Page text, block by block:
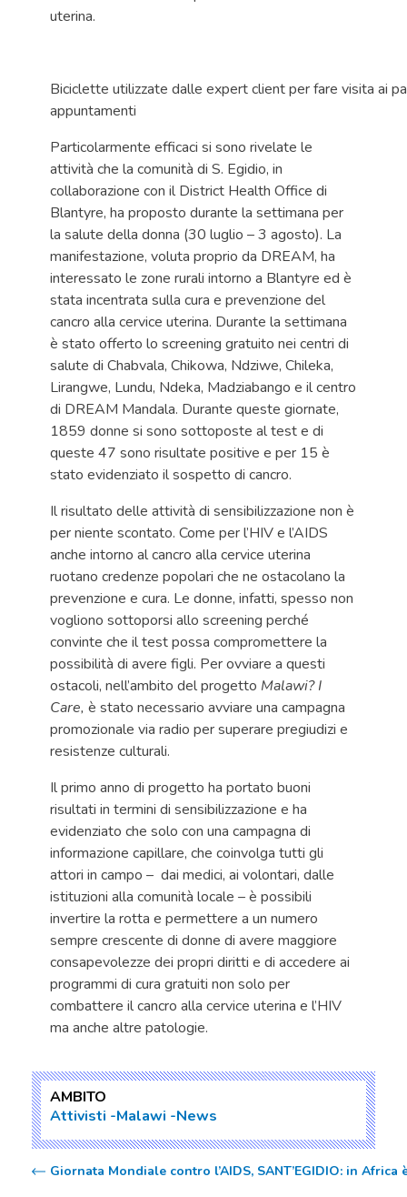
uterina.
Biciclette utilizzate dalle expert client per fare visita ai
appuntamenti
Particolarmente efficaci si sono rivelate le
attività che la comunità di S. Egidio, in
collaborazione con il District Health Office di
Blantyre, ha proposto durante la settimana per
la salute della donna (30 luglio – 3 agosto). La
manifestazione, voluta proprio da DREAM, ha
interessato le zone rurali intorno a Blantyre ed è
stata incentrata sulla cura e prevenzione del
cancro alla cervice uterina. Durante la settimana
è stato offerto lo screening gratuito nei centri di
salute di Chabvala, Chikowa, Ndziwe, Chileka,
Lirangwe, Lundu, Ndeka, Madziabango e il centro
di DREAM Mandala. Durante queste giornate,
1859 donne si sono sottoposte al test e di
queste 47 sono risultate positive e per 15 è
stato evidenziato il sospetto di cancro.
Il risultato delle attività di sensibilizzazione non è
per niente scontato. Come per l’HIV e l’AIDS
anche intorno al cancro alla cervice uterina
ruotano credenze popolari che ne ostacolano la
prevenzione e cura. Le donne, infatti, spesso non
vogliono sottoporsi allo screening perché
convinte che il test possa compromettere la
possibilità di avere figli. Per ovviare a questi
ostacoli, nell’ambito del progetto Malawi? I
Care, è stato necessario avviare una campagna
promozionale via radio per superare pregiudizi e
resistenze culturali.
Il primo anno di progetto ha portato buoni
risultati in termini di sensibilizzazione e ha
evidenziato che solo con una campagna di
informazione capillare, che coinvolga tutti gli
attori in campo – dai medici, ai volontari, dalle
istituzioni alla comunità locale – è possibili
invertire la rotta e permettere a un numero
sempre crescente di donne di avere maggiore
consapevolezze dei propri diritti e di accedere ai
programmi di cura gratuiti non solo per
combattere il cancro alla cervice uterina e l’HIV
ma anche altre patologie.
AMBITO
Attivisti Malawi News
Giornata Mondiale contro l’AIDS, SANT’EGIDIO: in